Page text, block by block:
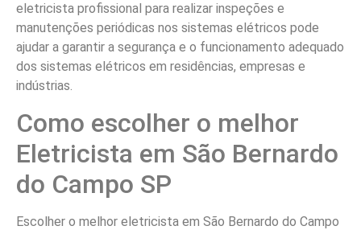
eletricista profissional para realizar inspeções e
manutenções periódicas nos sistemas elétricos pode
ajudar a garantir a segurança e o funcionamento adequado
dos sistemas elétricos em residências, empresas e
indústrias.
Como escolher o melhor
Eletricista em São Bernardo
do Campo SP
Escolher o melhor eletricista em São Bernardo do Campo